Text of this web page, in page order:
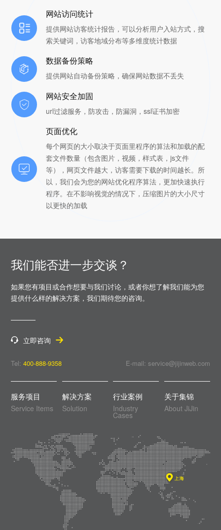
网站访问统计
提供网站访客统计报告，可以分析用户入站方式，搜
索关键词，访客地域分布等多维度统计数据
数据备份策略
提供网站自动备份策略，确保网站数据不丢失
网站安全加固
url过滤服务，防攻击，防漏洞，ssl证书加密
页面优化
每个网页的大小取决于页面里程序的算法和加载的配
套文件数量（包含图片，视频，样式表，js文件
等），网页文件越大，访客需要下载的时间越长。所
以，我们会为您的网站优化程序算法，更加快速执行
程序。在不影响视觉的情况下，压缩图片的大小尺寸
以更快的加载
我们能否进一步交谈？
如果您有项目或合作想要与我们讨论，或者你想了解我们能为您
提供什么样的解决方案，我们期待您的咨询。
立即咨询
Tel:400-888-9358 E-mail: service@jijinweb.com
服务项目
Service Items
解决方案
Solution
行业案例
Industry
Cases
关于集锦
About JiJin